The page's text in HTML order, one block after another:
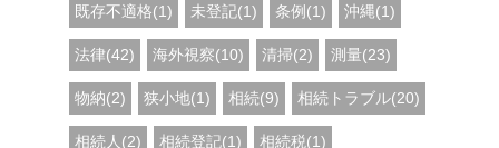
既存不適格(1) 未登記(1) 条例(1) 沖縄(1)
法律(42) 海外視察(10) 清掃(2) 測量(23)
物納(2) 狭小地(1) 相続(9) 相続トラブル(20)
相続人(2) 相続登記(1) 相続税(1)